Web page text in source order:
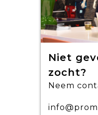
Niet
zocht?
Neem